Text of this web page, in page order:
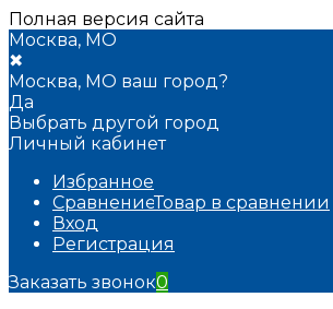
Полная версия сайта
Москва, МО
✖
Москва, МО ваш город?
Да
Выбрать другой город
Личный кабинет
Избранное
СравнениеТовар в сравнении
Вход
Регистрация
Заказать звонок0